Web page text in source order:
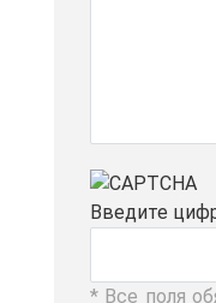
Вве­ди­те
* Все по­ля